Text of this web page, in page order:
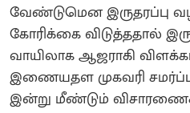
வேண்டுமென இருதரப்பு
கோரிக்கை விடுத்ததால்
வாயிலாக ஆஜராகி
இணையதள முகவரி
இன்று மீண்டும்